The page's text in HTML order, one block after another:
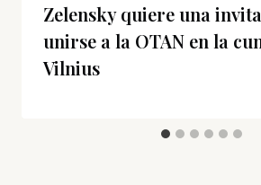
Zelensky quiere una
unirse a la OTAN en la
Vilnius